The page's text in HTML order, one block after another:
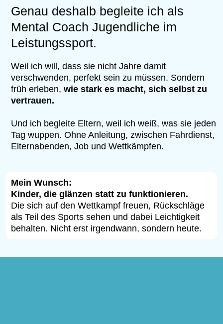
Genau deshalb begleite ich als
Mental Coach Jugendliche im
Leistungssport.
Weil ich will, dass sie nicht Jahre damit
verschwenden, perfekt sein zu müssen. Sondern
früh erleben, wie stark es macht, sich selbst zu
vertrauen.
Und ich begleite Eltern, weil ich weiß, was sie jeden
Tag wuppen. Ohne Anleitung, zwischen Fahrdienst,
Elternabenden, Job und Wettkämpfen.
Mein Wunsch:
Kinder, die glänzen statt zu funktionieren.
Die sich auf den Wettkampf freuen, Rückschläge
als Teil des Sports sehen und dabei Leichtigkeit
behalten. Nicht erst irgendwann, sondern heute.